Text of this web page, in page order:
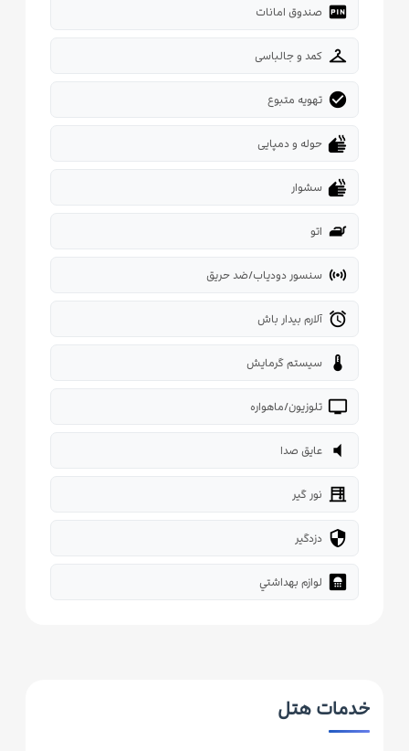
fiber_pin صندوق امانات
checkroom کمد و جالباسی
check_circle تهویه متبوع
dry حوله و دمپایی
dry سشوار
iron اتو
sensors سنسور دودیاب/ضد حریق
alarm آلارم بیدار باش
thermostat سیستم گرمایش
tv تلوزیون/ماهواره
volume_mute عایق صدا
blinds نور گیر
security دزدگیر
bathroom لوازم بهداشتي
خدمات هتل